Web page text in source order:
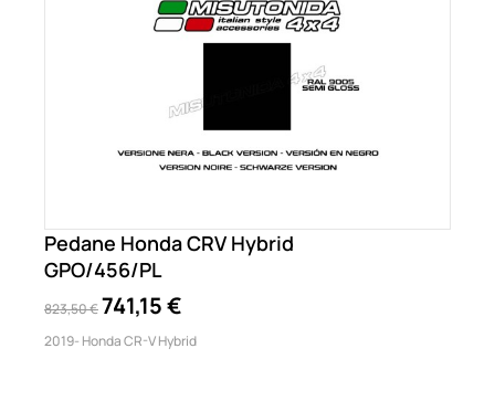
Pedane Honda CRV Hybrid
GPO/456/PL
823,50 €741,15 €
2019- Honda CR-V Hybrid